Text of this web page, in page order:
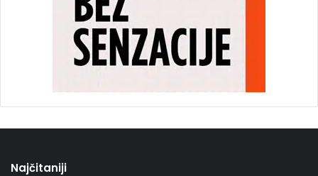
Najčitaniji